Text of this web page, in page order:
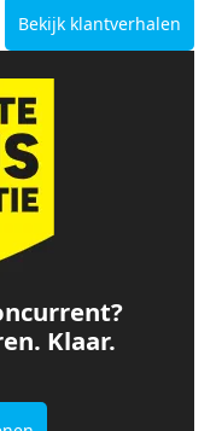
Bekijk klantverhalen
Klaar.